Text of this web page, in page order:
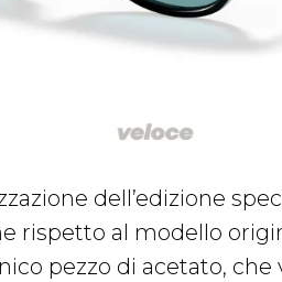
dell’edizione
rispetto al modello
pezzo di acetato,